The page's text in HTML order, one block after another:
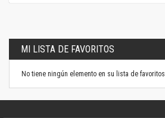
MI LISTA DE FAVORITOS
No tiene ningún elemento en su lista de favoritos.